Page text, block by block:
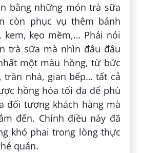
bằng những món trà sữa
còn phục vụ thêm bánh
kem, kẹo mềm,… Phải nói
trà sữa mà nhìn đâu đâu
một màu hồng, từ bức
trần nhà, gian bếp… tất cả
hồng hóa tối đa để phù
đối tượng khách hàng mà
đến. Chính điều này đã
khó phai trong lòng thực
quán.